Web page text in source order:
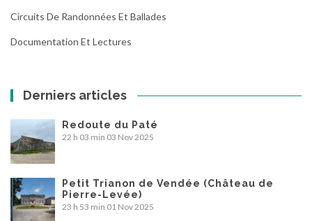
Circuits De Randonnées Et Ballades
Documentation Et Lectures
Derniers articles
Redoute du Paté
22 h 03 min 03 Nov 2025
Petit Trianon de Vendée (Château de
Pierre-Levée)
23 h 53 min 01 Nov 2025